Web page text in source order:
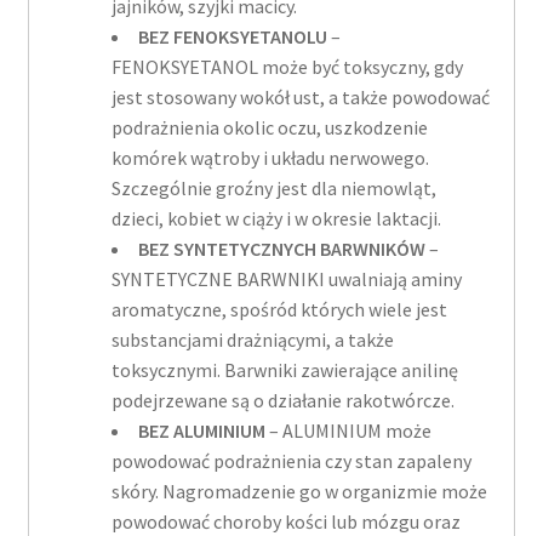
jajników, szyjki macicy.
BEZ FENOKSYETANOLU –
FENOKSYETANOL może być toksyczny, gdy
jest stosowany wokół ust, a także powodować
podrażnienia okolic oczu, uszkodzenie
komórek wątroby i układu nerwowego.
Szczególnie groźny jest dla niemowląt,
dzieci, kobiet w ciąży i w okresie laktacji.
BEZ SYNTETYCZNYCH BARWNIKÓW–
SYNTETYCZNE BARWNIKI uwalniają aminy
aromatyczne, spośród których wiele jest
substancjami drażniącymi, a także
toksycznymi. Barwniki zawierające anilinę
podejrzewane są o działanie rakotwórcze.
BEZ ALUMINIUM – ALUMINIUM może
powodować podrażnienia czy stan zapaleny
skóry. Nagromadzenie go w organizmie może
powodować choroby kości lub mózgu oraz